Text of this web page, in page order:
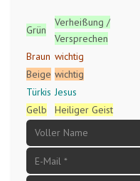
Grün
Verheißung /
Versprechen
Braun wichtig
Beige wichtig
Türkis Jesus
Gelb
Heiliger Geist